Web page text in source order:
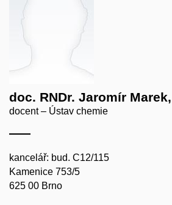
doc. RNDr. Jaromír
docent – Ústav chemie
kancelář: bud. C12/115
Kamenice 753/5
625 00 Brno